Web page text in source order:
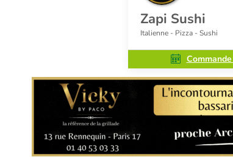
Zapi Sushi
Italienne - Pizza - Sushi